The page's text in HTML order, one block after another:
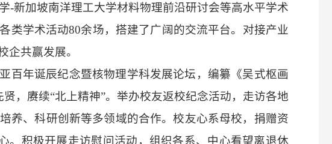
-新加坡南洋理工大学材料物理前沿研讨会等高水平学术
类学术活动80余场，搭建了广阔的交流平台。对接产业
企共赢发展。
百年诞辰纪念暨核物理学科发展论坛，编纂《吴式枢画
，赓续“北上精神”。举办校友返校纪念活动，走访各地
养、科研创新等多领域的合作。校友心系母校，捐赠资
。积极开展走访慰问活动，组织各系、中心看望离退休